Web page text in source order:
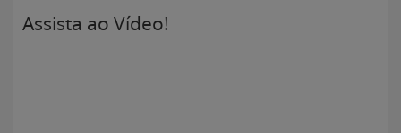
Assista ao Vídeo!